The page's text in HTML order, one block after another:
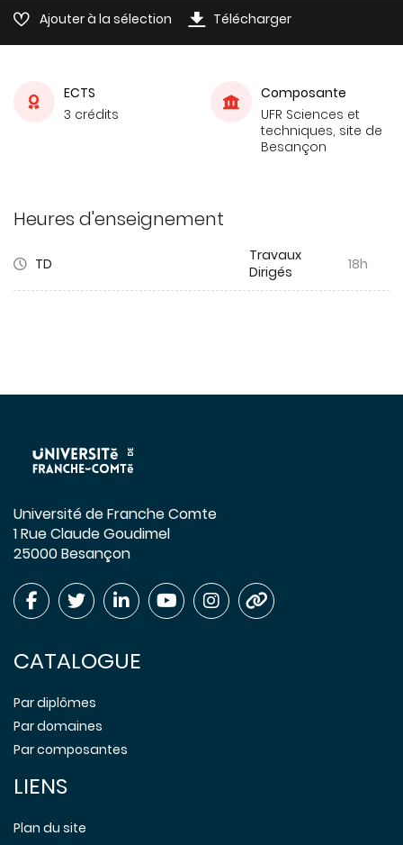
Ajouter à la sélection Télécharger
ECTS
3 crédits
Composante
UFR Sciences et
techniques, site de
Besançon
Heures d'enseignement
TD
Travaux
Dirigés
18h
Université de Franche Comte
1 Rue Claude Goudimel
25000 Besançon
CATALOGUE
Par diplômes
Par domaines
Par composantes
LIENS
Plan du site